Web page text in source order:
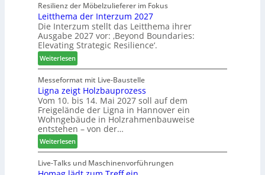
S
o
r
t
i
m
e
n
t
n
u
n
g
e
n
f
ü
r
P
l
a
n
t
a
g
m
e
l
l
o
-
F
r
ä
s
e
r
u
n
d
-
Resilienz der Möbelzulieferer im Fokus
Leitthema der Interzum 2027
Die Interzum stellt das Leitthema ihrer
Ausgabe 2027 vor: ‚Beyond Boundaries:
Elevating Strategic Resilience‘.
Weiterlesen:
L
e
i
t
t
h
e
m
a
d
Messeformat mit Live-Baustelle
Ligna zeigt Holzbauprozess
Vom 10. bis 14. Mai 2027 soll auf dem
Freigelände der Ligna in Hannover ein
Wohngebäude in Holzrahmenbauweise
entstehen – von der…
Weiterlesen:
L
i
g
Live-Talks und Maschinenvorführungen